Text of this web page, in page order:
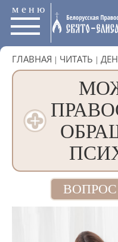
меню
ГЛАВНАЯ | ЧИТАТЬ |